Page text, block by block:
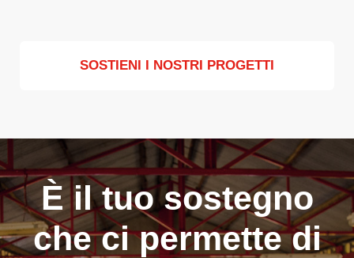
SOSTIENI I NOSTRI PROGETTI
È il tuo sostegno
che ci permette di